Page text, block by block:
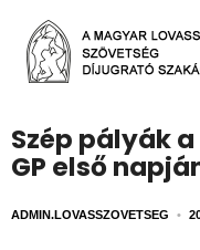
Szép pályák
GP első
ADMIN.LOVASSZOVETSEG •